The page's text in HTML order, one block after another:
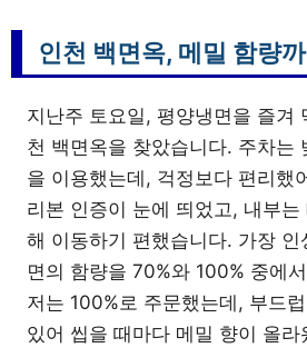
인천 백면옥, 메밀 함량
지난주 토요일, 평양냉면을 즐겨
천 백면옥을 찾았습니다. 주차는
을 이용했는데, 걱정보다 편리했
리본 인증이 눈에 띄었고, 내부는
해 이동하기 편했습니다. 가장 인
면의 함량을 70%와 100% 중에
저는 100%로 주문했는데, 부드
있어 씹을 때마다 메밀 향이 올